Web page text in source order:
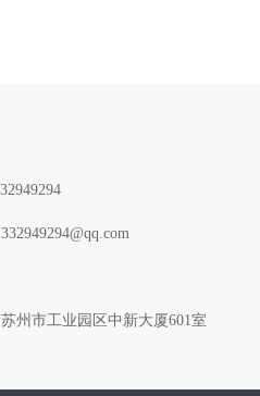
州市工业园区中新大厦601室